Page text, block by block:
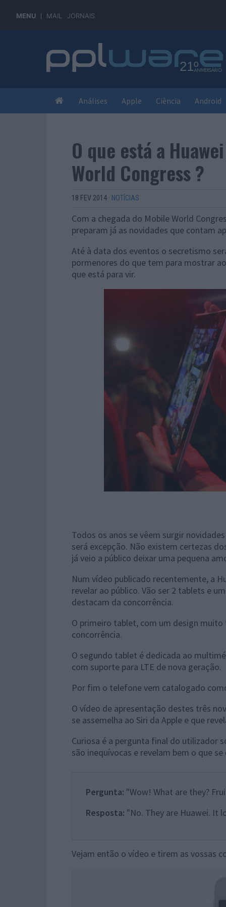
MENU MAIL JORNAIS
Análises Apple Ciência Android
O que está a
World Congress ?
18 FEV 2014 · NOTÍCIAS
Com a chegada do Mobile World
preparam já as novidades que contam
Até à data dos eventos o secretismo
pormenores do que tem para mostrar
que está para vir.
Todos os anos se vêem surgir
será excepção. Não existem certezas
já veio a público deixar uma pequena
Num vídeo publicado recentemente, a
revelar ao público. Vão ser 2 tablets e
destacam da concorrência.
O primeiro tablet, com um design
concorrência.
O segundo tablet é dedicada ao
com suporte para LTE de nova geração.
Por fim o telefone vem catalogado
O vídeo de apresentação destes três
se assemelha ao Siri da Apple e que
Curiosa é a pergunta final do utilizador
são inequívocas e revelam bem o que se
Pergunta: "Wow! What are they?
Resposta: "No. They are Huawei. It
Vejam então o vídeo e tirem as vossas